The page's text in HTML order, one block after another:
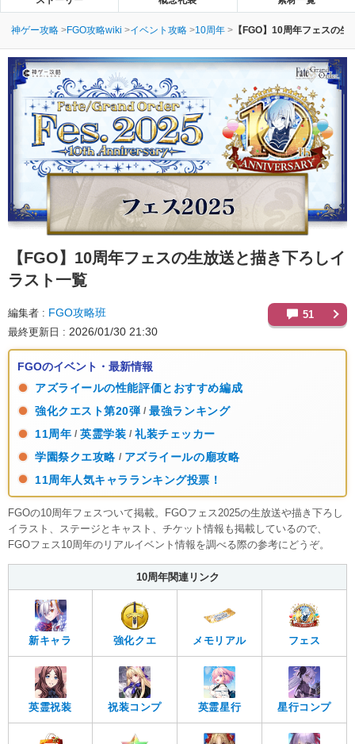
神ゲー攻略 FGO攻略wiki イベント攻略 10周年 【FGO】10周年フェスの
【FGO】 10周年フェスの生放送と描き下ろしイ
ラスト一覧
編集者 FGO攻略班
最終更新日 2026/01/30 21:30
51
FGOのイベント・最新情報
アズライールの性能評価とおすすめ編成
強化クエスト第20弾 / 最強ランキング
11周年 / 英霊学装 / 礼装チェッカー
学園祭クエ攻略 / アズライールの廟攻略
11周年人気キャラランキング投票！
FGOの10周年フェスついて掲載。FGOフェス2025の生放送や描き下ろし
イラスト、ステージとキャスト、チケット情報も掲載しているので、
FGOフェス10周年のリアルイベント情報を調べる際の参考にどうぞ。
10周年関連リンク
新キャラ 強化クエ メモリアル フェス
英霊祝装 祝装コンプ 英霊星行 星行コンプ